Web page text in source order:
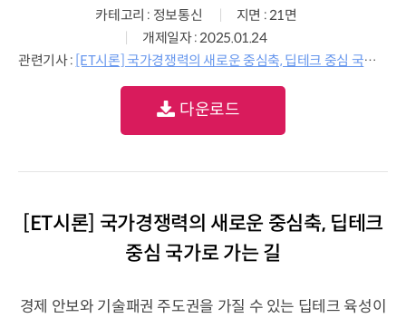
카테고리 : 정보통신
지면 : 21면
개제일자 : 2025.01.24
관련기사 : [ET시론] 국가경쟁력의 새로운 중심축, 딥테크 중심 국가로 가는 길
다운로드
[ET시론] 국가경쟁력의 새로운 중심축, 딥테크
중심 국가로 가는 길
경제 안보와 기술패권 주도권을 가질 수 있는 딥테크 육성이